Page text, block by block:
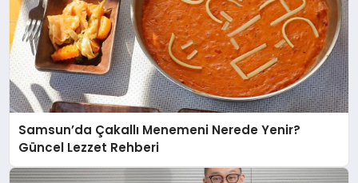
Samsun’da Çakallı Menemeni Nerede Yenir?
Güncel Lezzet Rehberi